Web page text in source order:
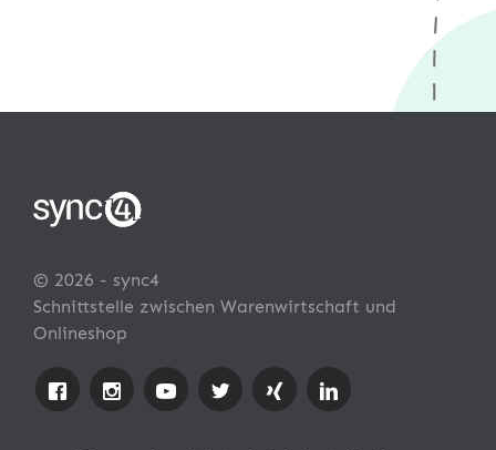
© 2026 - sync4
Schnittstelle zwischen Warenwirtschaft und
Onlineshop